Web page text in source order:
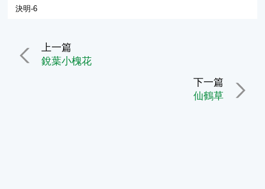
決明-6
上一篇
銳葉小槐花
下一篇
仙鶴草